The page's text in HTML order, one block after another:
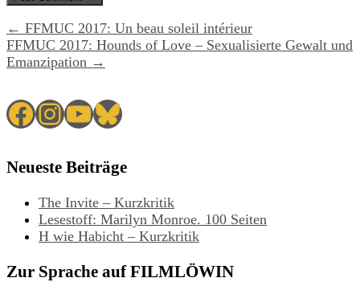
← FFMUC 2017: Un beau soleil intérieur
FFMUC 2017: Hounds of Love – Sexualisierte Gewalt und
Emanzipation →
Facebook
Instagram
YouTube
Bluesky
Neueste Beiträge
The Invite – Kurzkritik
Lesestoff: Marilyn Monroe. 100 Seiten
H wie Habicht – Kurzkritik
Zur Sprache auf FILMLÖWIN